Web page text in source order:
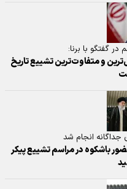
گفتگو با برنا:
و متفاوت‌ترین تشییع تاریخ
جداگانه انجام شد
باشکوه در مراسم تشییع پیکر